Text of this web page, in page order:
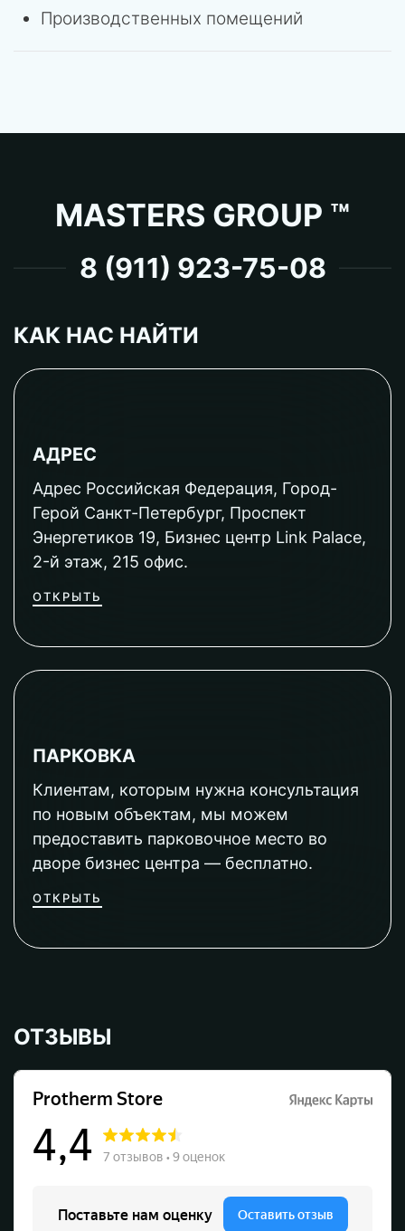
Производственных помещений
MASTERS GROUP ™
8 (911) 923-75-08
КАК НАС НАЙТИ
АДРЕС
Адрес Российская Федерация, Город-
Герой Санкт-Петербург, Проспект
Энергетиков 19, Бизнес центр Link Palace,
2-й этаж, 215 офис.
ОТКРЫТЬ
ПАРКОВКА
Клиентам, которым нужна консультация
по новым объектам, мы можем
предоставить парковочное место во
дворе бизнес центра — бесплатно.
ОТКРЫТЬ
ОТЗЫВЫ